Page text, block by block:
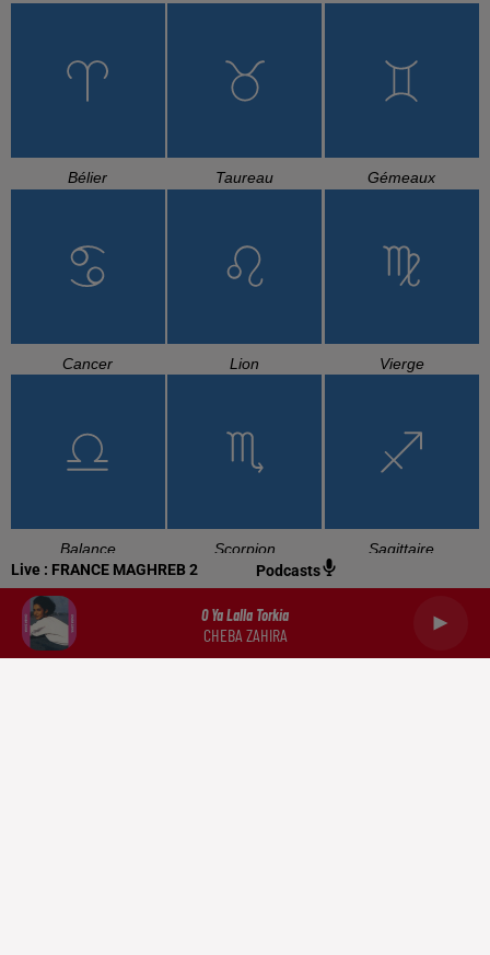
Live : FRANCE MAGHREB 2 Podcasts
O Ya Lalla Torkia
CHEBA ZAHIRA
Bélier Taureau Gémeaux
Cancer Lion Vierge
Balance Scorpion Sagittaire